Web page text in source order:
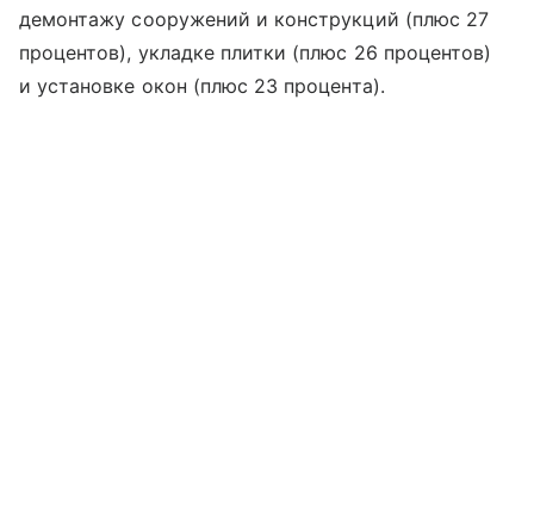
демонтажу сооружений и конструкций (плюс 27
процентов), укладке плитки (плюс 26 процентов)
и установке окон (плюс 23 процента).